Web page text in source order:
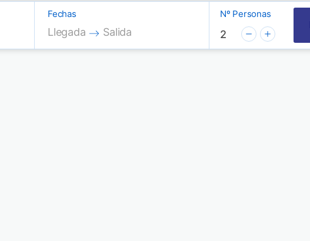
Fechas
Press the down arrow key to interact with the
Llegada
Press the down arrow key to interact
Salida
Nº Personas
2